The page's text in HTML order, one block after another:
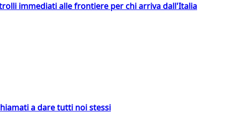
immediati alle frontiere per chi arriva dall'Italia
a dare tutti noi stessi